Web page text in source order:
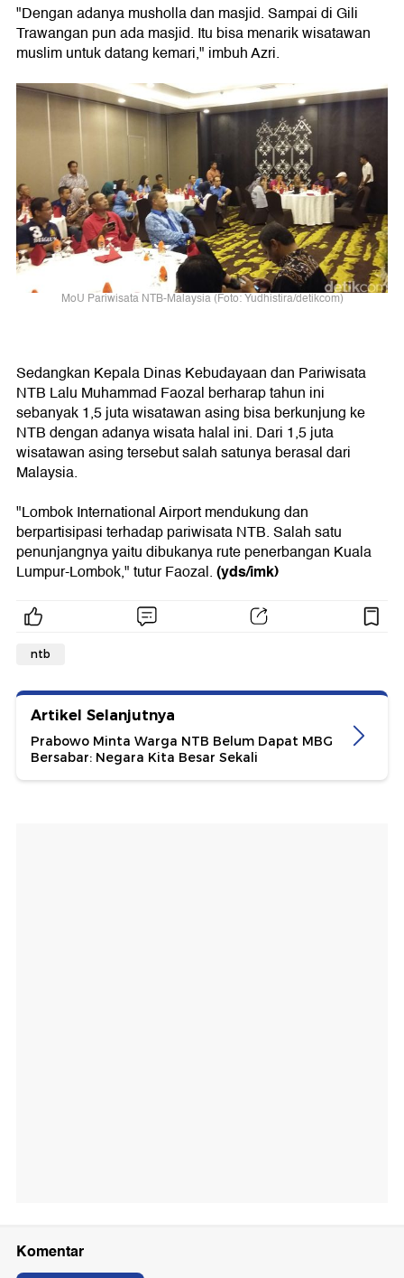
"Dengan adanya musholla dan masjid. Sampai di Gili
Trawangan pun ada masjid. Itu bisa menarik wisatawan
muslim untuk datang kemari," imbuh Azri.
MoU Pariwisata NTB-Malaysia (Foto: Yudhistira/detikcom)
Sedangkan Kepala Dinas Kebudayaan dan Pariwisata
NTB Lalu Muhammad Faozal berharap tahun ini
sebanyak 1,5 juta wisatawan asing bisa berkunjung ke
NTB dengan adanya wisata halal ini. Dari 1,5 juta
wisatawan asing tersebut salah satunya berasal dari
Malaysia.
"Lombok International Airport mendukung dan
berpartisipasi terhadap pariwisata NTB. Salah satu
penunjangnya yaitu dibukanya rute penerbangan Kuala
Lumpur-Lombok," tutur Faozal.(yds/imk)
ntb
Artikel Selanjutnya
Prabowo Minta Warga NTB Belum Dapat MBG
Bersabar: Negara Kita Besar Sekali